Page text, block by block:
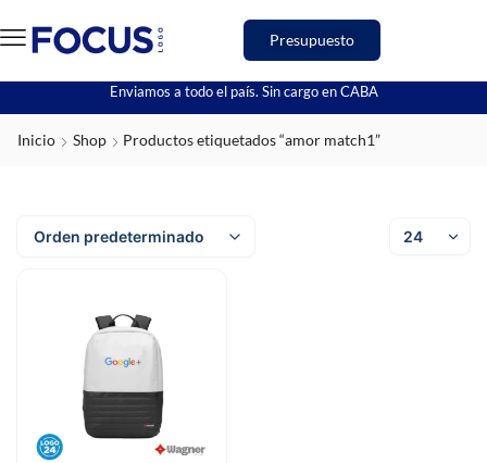
Presupuesto
Enviamos a todo el país. Sin cargo en CABA
Inicio Shop Productos etiquetados “amor match1”